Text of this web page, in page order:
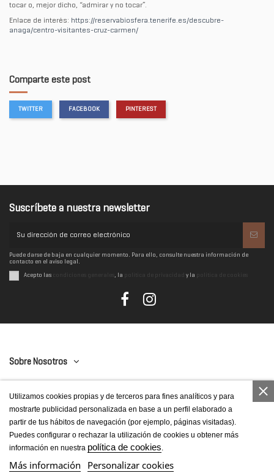
tocar o, mejor dicho, “admirar y no tocar”.
Enlace de interés: https://reservabiosfera.tenerife.es/descubre-
anaga/centro-visitantes-cruz-carmen/
Comparte este post
TWITTER FACEBOOK PINTEREST
Suscríbete a nuestra newsletter
Puede darse de baja en cualquier momento. Para ello, consulte nuestra información de
contacto en el aviso legal.
Acepto las , la y la
Sobre Nosotros
Categorías
Páginas legales
Utilizamos cookies propias y de terceros para fines analíticos y para
mostrarte publicidad personalizada en base a un perfil elaborado a
partir de tus hábitos de navegación (por ejemplo, páginas visitadas).
Puedes configurar o rechazar la utilización de cookies u obtener más
información en nuestra política de cookies.
Más información Personalizar cookies